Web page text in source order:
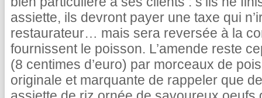
assiette, ils devront payer une taxe qui
restaurateur… mais sera reversée à la
fournissent le poisson. L’amende reste
(8 centimes d’euro) par morceaux de
originale et marquante de rappeler que